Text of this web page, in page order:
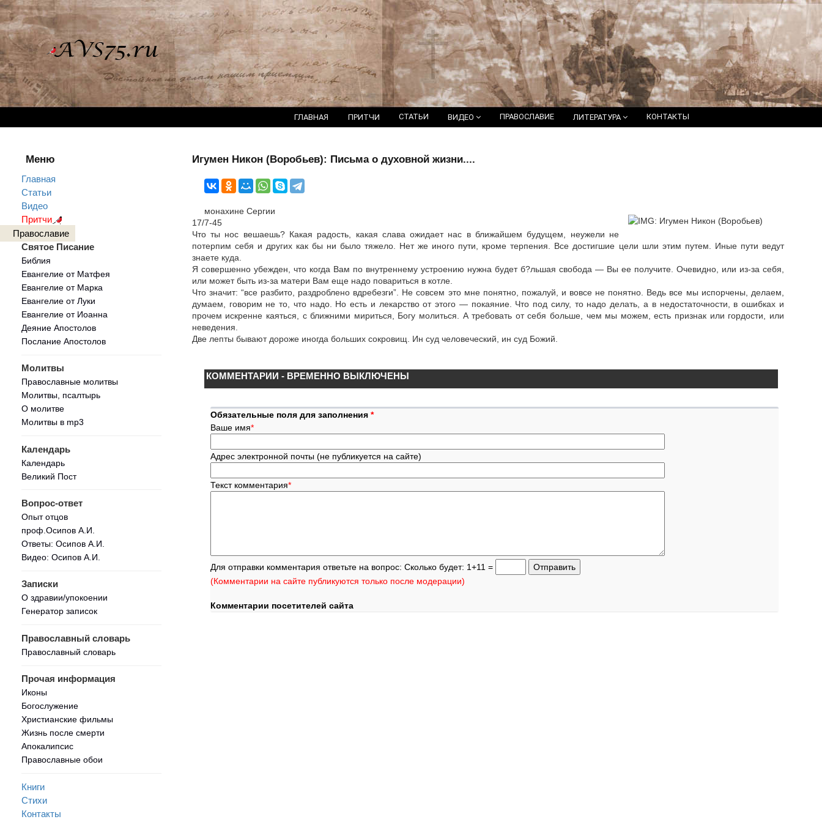
ГЛАВНАЯ ПРИТЧИ СТАТЬИ ВИДЕО ПРАВОСЛАВИЕ ЛИТЕРАТУРА КОНТАКТЫ
Меню
Главная
Статьи
Видео
Притчи
Православие
Святое Писание
Библия
Евангелие от Матфея
Евангелие от Марка
Евангелие от Луки
Евангелие от Иоанна
Деяние Апостолов
Послание Апостолов
Молитвы
Православные молитвы
Молитвы, псалтырь
О молитве
Молитвы в mp3
Календарь
Календарь
Великий Пост
Вопрос-ответ
Опыт отцов
проф.Осипов А.И.
Ответы: Осипов А.И.
Видео: Осипов А.И.
Записки
О здравии/упокоении
Генератор записок
Православный словарь
Православный словарь
Прочая информация
Иконы
Богослужение
Христианские фильмы
Жизнь после смерти
Апокалипсис
Православные обои
Книги
Стихи
Контакты
Игумен Никон (Воробьев): Письма о духовной жизни....
монахине Сергии
17/7-45
Что ты нос вешаешь? Какая радость, какая слава ожидает нас в ближайшем будущем, неужели не
потерпим себя и других как бы ни было тяжело. Нет же иного пути, кроме терпения. Все достигшие цели шли этим путем. Иные пути ведут
знаете куда.
Я совершенно убежден, что когда Вам по внутреннему устроению нужна будет б?льшая свобода — Вы ее получите. Очевидно, или из-за себя,
или может быть из-за матери Вам еще надо повариться в котле.
Что значит: “все разбито, раздроблено вдребезги”. Не совсем это мне понятно, пожалуй, и вовсе не понятно. Ведь все мы испорчены, делаем,
думаем, говорим не то, что надо. Но есть и лекарство от этого — покаяние. Что под силу, то надо делать, а в недостаточности, в ошибках и
прочем искренне каяться, с ближними мириться, Богу молиться. А требовать от себя больше, чем мы можем, есть признак или гордости, или
неведения.
Две лепты бывают дороже иногда больших сокровищ. Ин суд человеческий, ин суд Божий.
КОММЕНТАРИИ - ВРЕМЕННО ВЫКЛЮЧЕНЫ
Обязательные поля для заполнения *
Ваше имя*
Адрес электронной почты (не публикуется на сайте)
Текст комментария*
Для отправки комментария ответьте на вопрос: Сколько будет: 1+11 =
(Комментарии на сайте публикуются только после модерации)
Комментарии посетителей сайта